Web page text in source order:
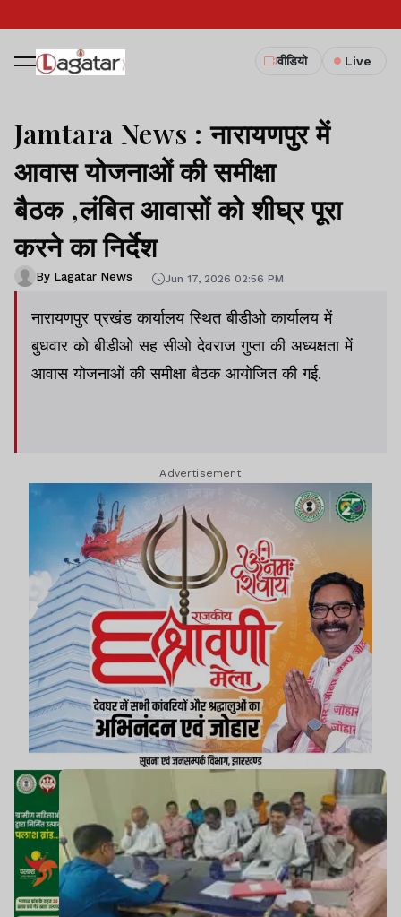
वीडियो Live
Jamtara News : नारायणपुर में
आवास योजनाओं की समीक्षा
बैठक ,लंबित आवासों को शीघ्र पूरा
करने का निर्देश
By Lagatar News Jun 17, 2026 02:56 PM
नारायणपुर प्रखंड कार्यालय स्थित बीडीओ कार्यालय में
बुधवार को बीडीओ सह सीओ देवराज गुप्ता की अध्यक्षता में
आवास योजनाओं की समीक्षा बैठक आयोजित की गई.
Advertisement